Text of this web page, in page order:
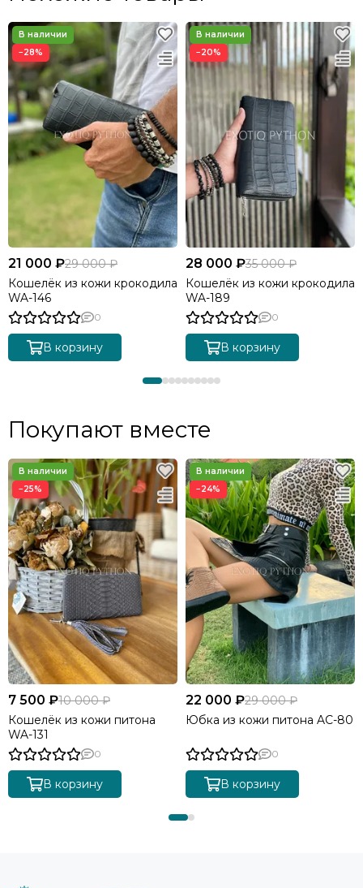
−28%
21 000 ₽29 000 ₽
Кошелёк из кожи крокодила
WA-146
0
В корзину
−20%
28 000 ₽35 000 ₽
Кошелёк из кожи крокодила
WA-189
0
В корзину
Покупают вместе
−25%
7 500 ₽10 000 ₽
Кошелёк из кожи питона
WA-131
0
В корзину
−24%
22 000 ₽29 000 ₽
Юбка из кожи питона AC-80
0
В корзину